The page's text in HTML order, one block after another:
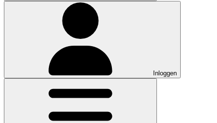
Inloggen